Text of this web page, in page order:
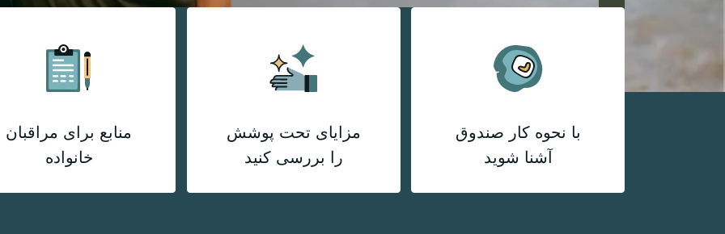
با نحوه کار صندوق
آشنا شوید
مزایای تحت پوشش
را بررسی کنید
منابع برای مراقبان
خانواده